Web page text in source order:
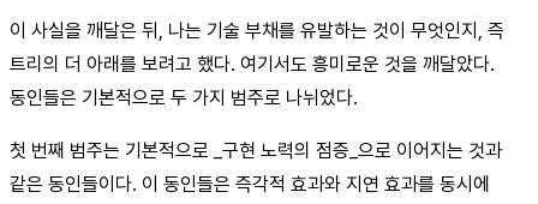
이 사실을 깨달은 뒤, 나는 기술 부채를 유발하는 것이 무엇인지, 즉
트리의 더 아래를 보려고 했다. 여기서도 흥미로운 것을 깨달았다.
동인들은 기본적으로 두 가지 범주로 나뉘었다.
첫 번째 범주는 기본적으로 _구현 노력의 점증_으로 이어지는 것과
같은 동인들이다. 이 동인들은 즉각적 효과와 지연 효과를 동시에